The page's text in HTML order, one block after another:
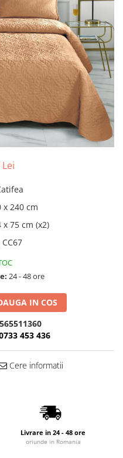
x 240 cm
x 75 cm (x2)
CC67
24 - 48 ore
IN COS
453 436
Cere informatii
Livrare in 24 - 48 ore
oriunde in Romania